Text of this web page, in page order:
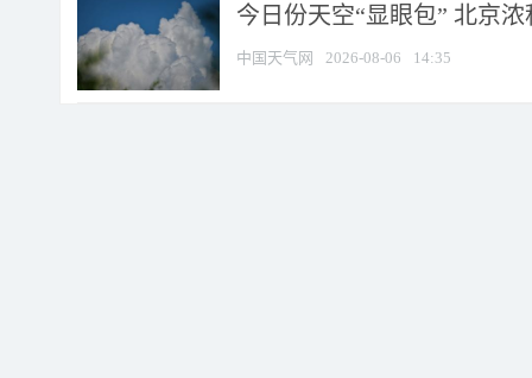
今日份天空“显眼包” 北京
中国天气网 2026-08-06 14:35